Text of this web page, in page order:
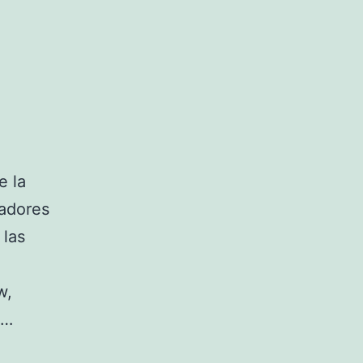
la